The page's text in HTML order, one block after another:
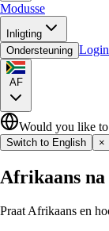
Modusse
Inligting
Ondersteuning Login
AF
Would you like
Switch to English ×
Afrikaans
Praat Afrikaans en